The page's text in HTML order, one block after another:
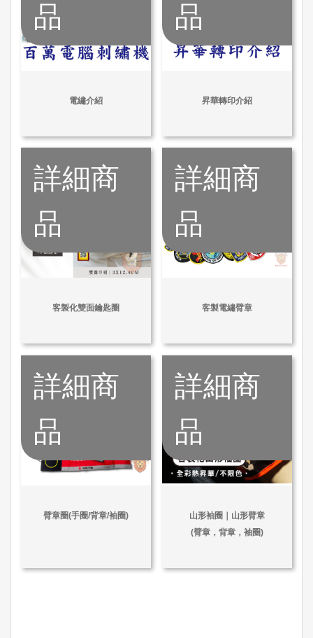
品
電繡介紹
品
昇華轉印介紹
詳細商
品
客製化雙面鑰匙圈
詳細商
品
客製電繡臂章
詳細商
品
臂章圈(手圈/背章/袖圈)
詳細商
品
山形袖圈｜山形臂章
(臂章，背章，袖圈)